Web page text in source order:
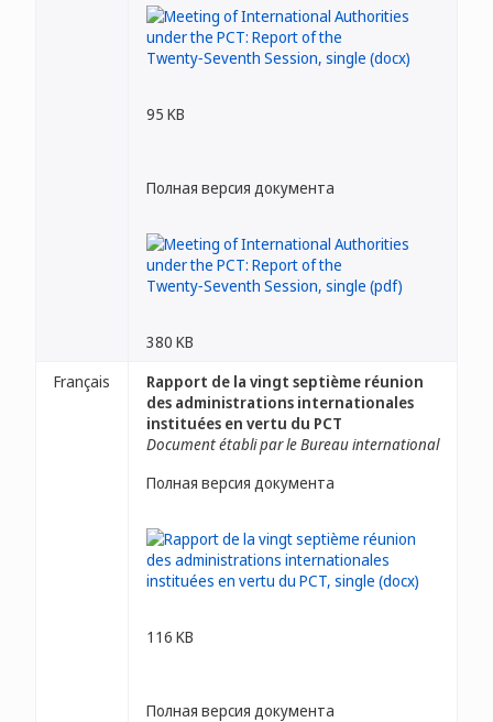
95 KB
Полная версия документа
380 KB
Français
Rapport de la vingt septième réunion
des administrations internationales
instituées en vertu du PCT
Document établi par le Bureau international
Полная версия документа
116 KB
Полная версия документа